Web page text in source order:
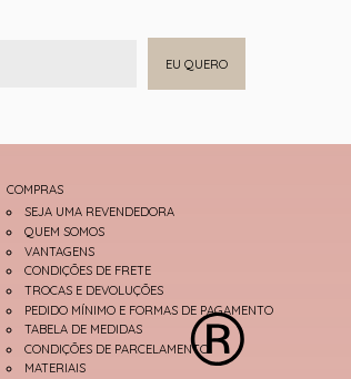
EU QUERO
COMPRAS
SEJA UMA REVENDEDORA
QUEM SOMOS
VANTAGENS
CONDIÇÕES DE FRETE
TROCAS E DEVOLUÇÕES
PEDIDO MÍNIMO E FORMAS DE PAGAMENTO
TABELA DE MEDIDAS
CONDIÇÕES DE PARCELAMENTO
MATERIAIS